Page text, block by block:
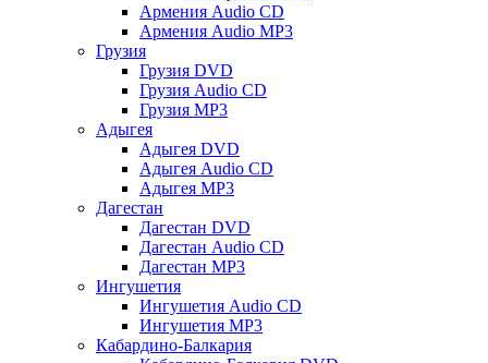
Армения Audio CD
Армения Audio MP3
Грузия
Грузия DVD
Грузия Audio CD
Грузия MP3
Адыгея
Адыгея DVD
Адыгея Audio CD
Адыгея MP3
Дагестан
Дагестан DVD
Дагестан Audio CD
Дагестан MP3
Ингушетия
Ингушетия Audio CD
Ингушетия MP3
Кабардино-Балкария